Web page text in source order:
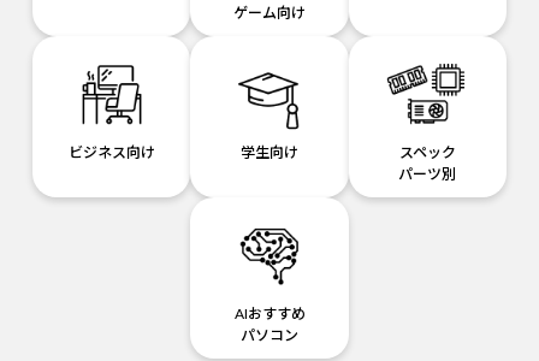
ゲーム向け
ビジネス向け 学生向け
スペック
パーツ別
AIおすすめ
パソコン